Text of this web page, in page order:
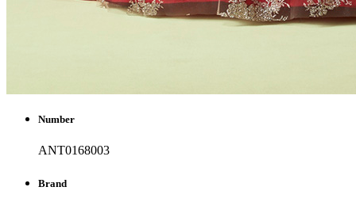
Number
ANT0168003
Brand